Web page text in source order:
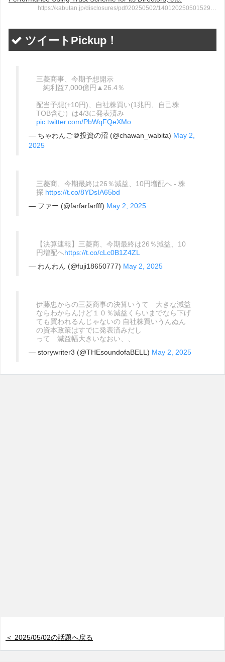
https://kabutan.jp/disclosures/pdf/20250502/140120250501529…
ツイートPickup！
三菱商事、今期予想開示
純利益7,000億円▲26.4％
配当予想(+10円)、自社株買い(1兆円、自己株
TOB含む）は4/3に発表済み
pic.twitter.com/PbWqFQeXMo
— ちゃわんご＠投資の沼 (@chawan_wabita) May 2,
2025
三菱商、今期最終は26％減益、10円増配へ - 株
探 https://t.co/8YDsIA65bd
— ファー (@farfarfarfff) May 2, 2025
【決算速報】三菱商、今期最終は26％減益、10
円増配へhttps://t.co/cLc0B1Z4ZL
— わんわん (@fuji18650777) May 2, 2025
伊藤忠からの三菱商事の決算いうて 大きな減益
ならわからんけど１０％減益くらいまでなら下げ
ても買われるんじゃないの 自社株買いうんぬん
の資本政策はすでに発表済みだし
って 減益幅大きいなおい、、
— storywriter3 (@THEsoundofaBELL) May 2, 2025
＜ 2025/05/02の話題へ戻る